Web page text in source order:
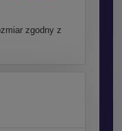
zgodny z